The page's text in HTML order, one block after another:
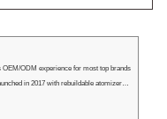
OEM/ODM experience for most top brands
in 2017 with rebuildable atomizers a